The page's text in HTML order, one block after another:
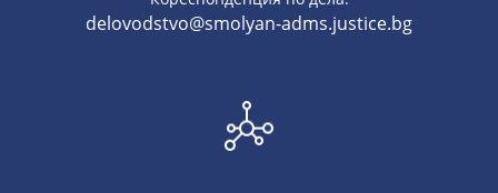
delovodstvo@smolyan-adms.justice.bg